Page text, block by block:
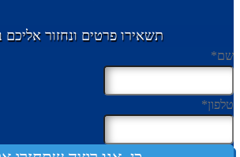
תשאירו פרטים ונחזור
שם*
טלפון*